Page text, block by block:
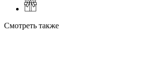
Смотреть также